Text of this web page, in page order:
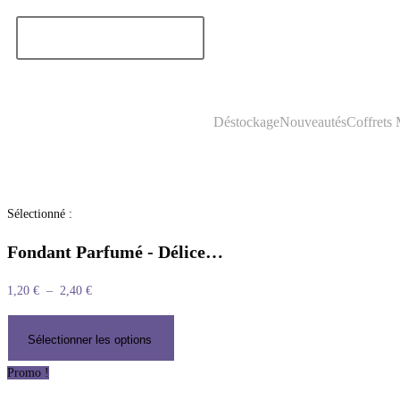
DéstockageNouveautésCoffrets
Sélectionné :
Fondant Parfumé - Délice…
1,20 € – 2,40 €
Sélectionner les options
Promo !